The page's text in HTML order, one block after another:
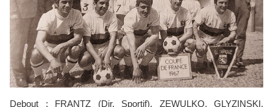
Debout : FRANTZ (Dir. Sportif), ZEWULKO, GLYZINSKI,